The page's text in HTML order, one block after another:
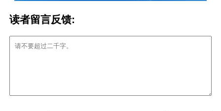
读者留言反馈: